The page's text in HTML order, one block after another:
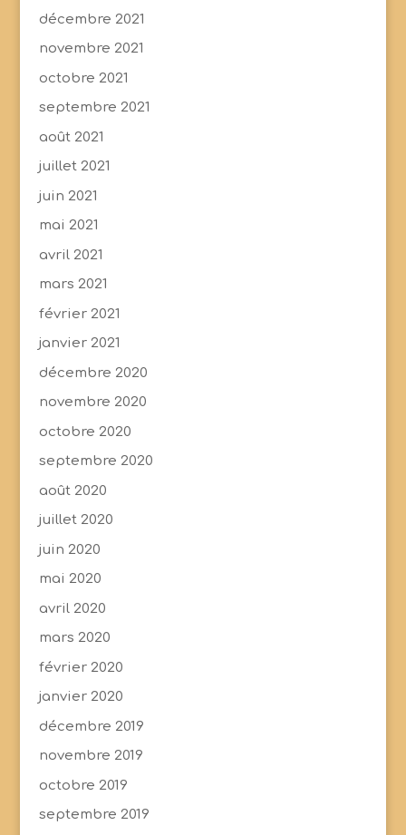
décembre 2021
novembre 2021
octobre 2021
septembre 2021
août 2021
juillet 2021
juin 2021
mai 2021
avril 2021
mars 2021
février 2021
janvier 2021
décembre 2020
novembre 2020
octobre 2020
septembre 2020
août 2020
juillet 2020
juin 2020
mai 2020
avril 2020
mars 2020
février 2020
janvier 2020
décembre 2019
novembre 2019
octobre 2019
septembre 2019